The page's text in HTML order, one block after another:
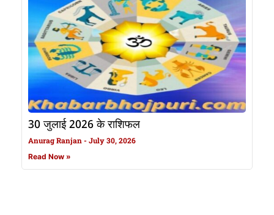
30 जुलाई 2026 के राशिफल
Anurag Ranjan July 30, 2026
Read Now »